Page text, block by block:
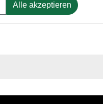
Alle akzeptieren